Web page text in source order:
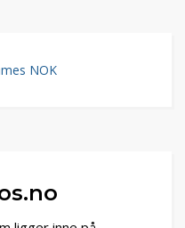
NOK